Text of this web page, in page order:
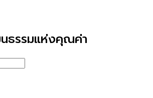
ธรรมแห่งคุณค่า